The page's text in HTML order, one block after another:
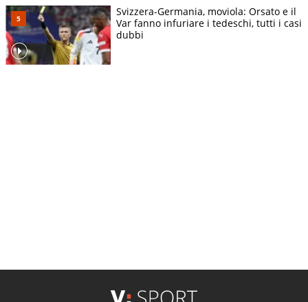
Svizzera-Germania, moviola: Orsato e il
Var fanno infuriare i tedeschi, tutti i casi
dubbi